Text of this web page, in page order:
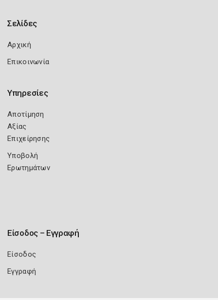
Σελίδες
Αρχική
Επικοινωνία
Υπηρεσίες
Αποτίμηση
Αξίας
Επιχείρησης
Υποβολή
Ερωτημάτων
Είσοδος – Εγγραφή
Είσοδος
Εγγραφή